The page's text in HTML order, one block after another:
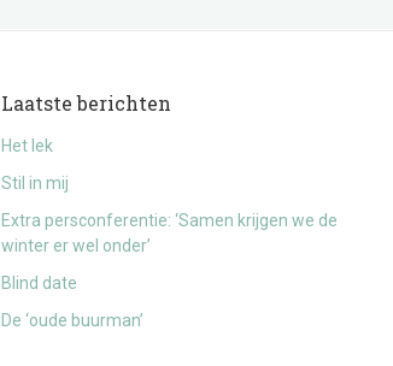
Laatste berichten
Het lek
Stil in mij
Extra persconferentie: ‘Samen krijgen we de
winter er wel onder’
Blind date
De ‘oude buurman’